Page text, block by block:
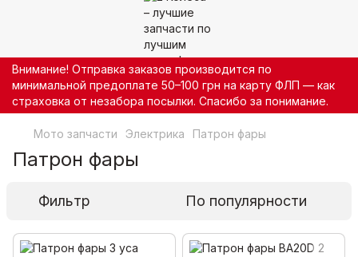
Внимание! Отправка заказов производится по
минимальной предоплате 50–100 грн на карту ФЛП — как
страховка от незабора посылки. Спасибо за понимание.
Мото запчасти Электрика Патрон фары
Патрон фары
Фильтр По популярности